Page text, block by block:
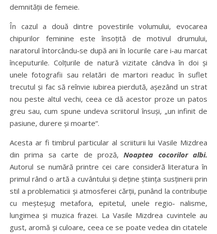
demnității de femeie.
În cazul a două dintre povestirile volumului, evocarea
chipurilor feminine este însoțită de motivul drumului,
naratorul întorcându‑se după ani în locurile care i‑au marcat
începuturile. Colțurile de natură vizitate cândva în doi și
unele fotografii sau relatări de martori readuc în suflet
trecutul și fac să reînvie iubirea pierdută, așezând un strat
nou peste altul vechi, ceea ce dă acestor proze un patos
greu sau, cum spune undeva scriitorul însuși, „un infinit de
pasiune, durere și moarte“.
Acesta ar fi timbrul particular al scriiturii lui Vasile Mizdrea
din prima sa carte de proză,Noaptea cocorilor albi.
Autorul se numără printre cei care consideră literatura în
primul rând o artă a cuvântului și deține știința susținerii prin
stil a problematicii și atmosferei cărții, punând la contribuție
cu meșteșug metafora, epitetul, unele regio‑ nalisme,
lungimea și muzica frazei. La Vasile Mizdrea cuvintele au
gust, aromă și culoare, ceea ce se poate vedea din citatele